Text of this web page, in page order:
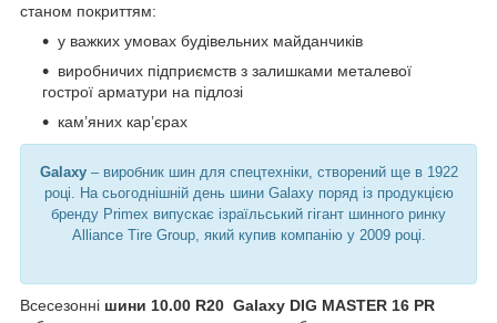
станом покриттям:
у важких умовах будівельних майданчиків
виробничих підприємств з залишками металевої
гострої арматури на підлозі
кам’яних кар’єрах
Galaxy– виробник шин для спецтехніки, створений ще в 1922
році. На сьогоднішній день шини Galaxy поряд із продукцією
бренду Primex випускає ізраїльський гігант шинного ринку
Alliance Tire Group, який купив компанію у 2009 році.
Всесезонні шини 10.00 R20 Galaxy DIG MASTER 16 PR